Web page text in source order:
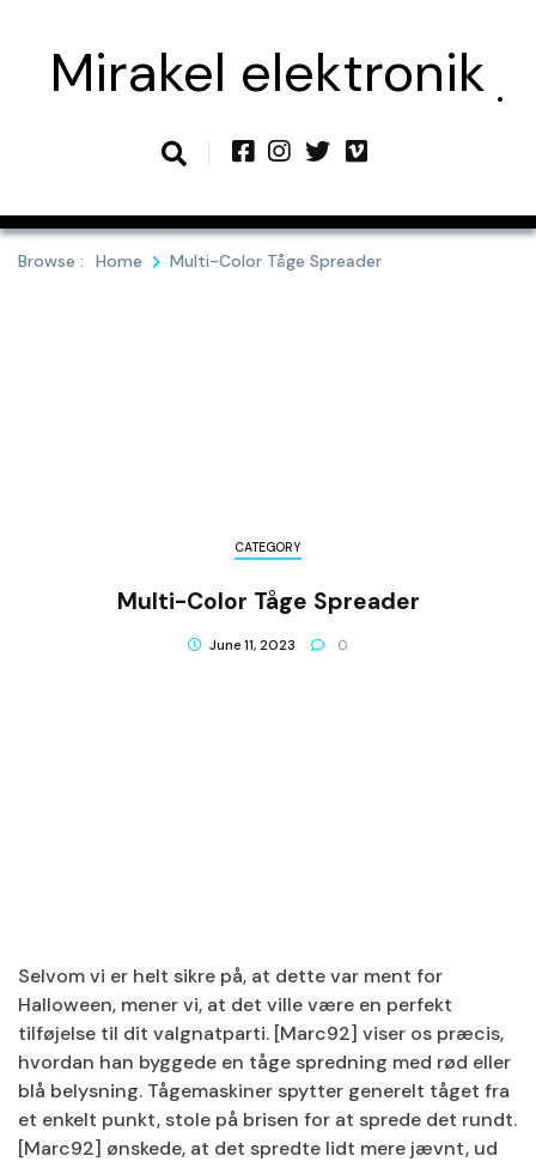
contentMirakel elektronik
Browse : Home Multi-Color Tåge Spreader
CATEGORY
Multi-Color Tåge Spreader
June 11, 2023 0
Selvom vi er helt sikre på, at dette var ment for
Halloween, mener vi, at det ville være en perfekt
tilføjelse til dit valgnatparti. [Marc92] viser os præcis,
hvordan han byggede en tåge spredning med rød eller
blå belysning. Tågemaskiner spytter generelt tåget fra
et enkelt punkt, stole på brisen for at sprede det rundt.
[Marc92] ønskede, at det spredte lidt mere jævnt, ud